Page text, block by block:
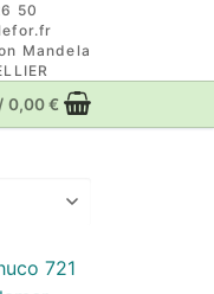
50
Mandela
/ 0,00€